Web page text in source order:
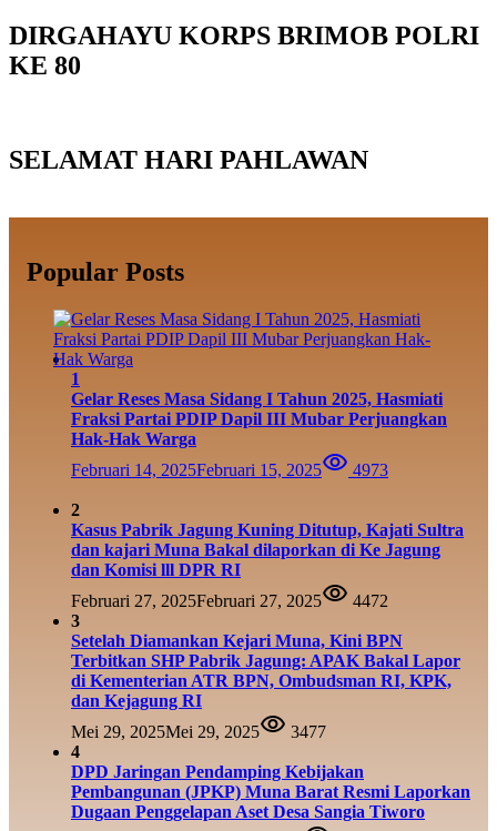
DIRGAHAYU KORPS BRIMOB POLRI
KE 80
SELAMAT HARI PAHLAWAN
Popular Posts
1
Gelar Reses Masa Sidang I Tahun 2025, Hasmiati
Fraksi Partai PDIP Dapil III Mubar Perjuangkan
Hak-Hak Warga
Februari 14, 2025Februari 15, 2025 4973
2
Kasus Pabrik Jagung Kuning Ditutup, Kajati Sultra
dan kajari Muna Bakal dilaporkan di Ke Jagung
dan Komisi lll DPR RI
Februari 27, 2025Februari 27, 2025
4472
3
Setelah Diamankan Kejari Muna, Kini BPN
Terbitkan SHP Pabrik Jagung: APAK Bakal Lapor
di Kementerian ATR BPN, Ombudsman RI, KPK,
dan Kejagung RI
Mei 29, 2025Mei 29, 2025
3477
4
DPD Jaringan Pendamping Kebijakan
Pembangunan (JPKP) Muna Barat Resmi Laporkan
Dugaan Penggelapan Aset Desa Sangia Tiworo